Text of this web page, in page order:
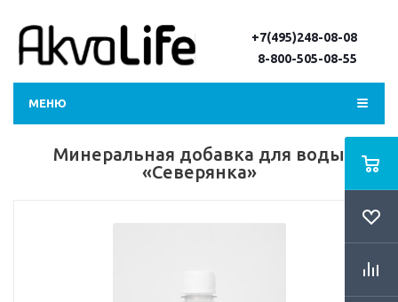
+7(495)248-08-08
8-800-505-08-55
МЕНЮ
Минеральная добавка для воды
«Северянка»